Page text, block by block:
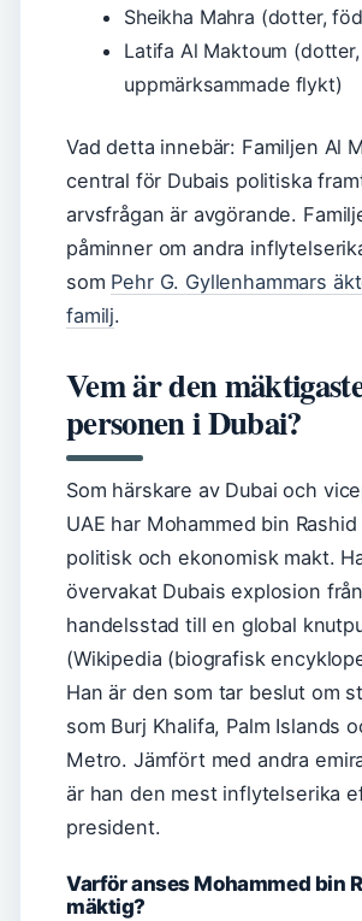
Sheikha Mahra (dotter,
Latifa Al Maktoum
uppmärksammade flykt)
Vad detta innebär: Familjen Al
central för Dubais politiska
arvsfrågan är avgörande.
påminner om andra
som Pehr G. Gyllenhammars
familj.
Vem är den
personen i Dubai?
Som härskare av Dubai och
UAE har Mohammed bin
politisk och ekonomisk makt.
övervakat Dubais explosion
handelsstad till en global
(Wikipedia (biografisk
Han är den som tar beslut om
som Burj Khalifa, Palm Islands
Metro. Jämfört med andra
är han den mest inflytelserika
president.
Varför anses Mohammed bin
mäktig?